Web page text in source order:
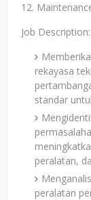
12.
Job Description:
rekayasa
standar
peralatan,
peralatan